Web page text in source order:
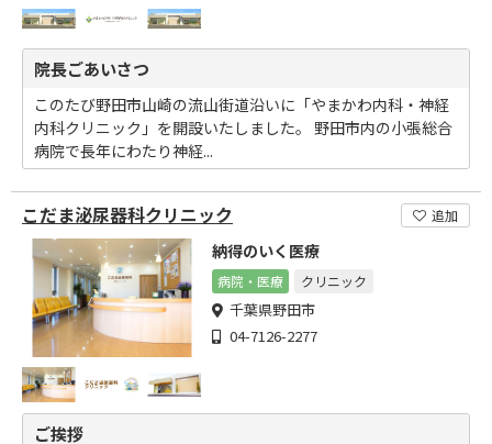
院長ごあいさつ
このたび野田市山崎の流山街道沿いに「やまかわ内科・神経
内科クリニック」を開設いたしました。 野田市内の小張総合
病院で長年にわたり神経...
こだま泌尿器科クリニック 追加
納得のいく医療
病院・医療 クリニック
千葉県野田市
04-7126-2277
ご挨拶